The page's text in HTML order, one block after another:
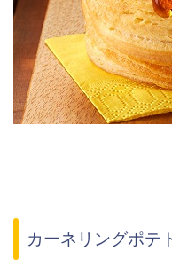
カーネリングポテ